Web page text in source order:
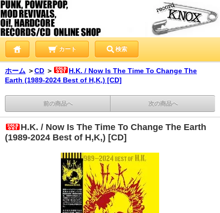
カート 検索
ホーム ＞CD ＞
H.K. / Now Is The Time To Change The
Earth (1989-2024 Best of H,K,) [CD]
前の商品へ 次の商品へ
H.K. / Now Is The Time To Change The Earth
(1989-2024 Best of H,K,) [CD]